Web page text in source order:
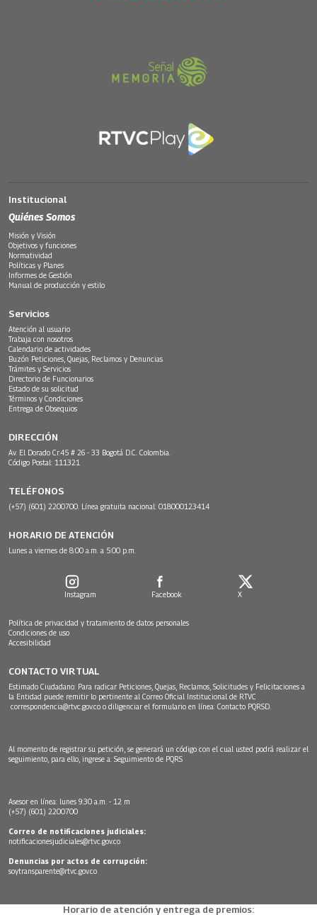
Institucional
Quiénes Somos
Misión y Visión
Objetivos y funciones
Normatividad
Políticas y Planes
Informes de Gestión
Manual de producción y estilo
Servicios
Atención al usuario
Trabaja con nosotros
Calendario de actividades
Buzón Peticiones, Quejas, Reclamos y Denuncias
Trámites y Servicios
Directorio de Funcionarios
Estado de su solicitud
Términos y Condiciones
Entrega de Obsequios
DIRECCIÓN
Av. El Dorado Cr.45 # 26 - 33 Bogotá D.C. Colombia.
Código Postal: 111321
TELÉFONOS
(+57) (601) 2200700. Línea gratuita nacional: 018000123414
HORARIO DE ATENCIÓN
Lunes a viernes de 8:00 a.m. a 5:00 p.m.
Instagram Facebook X
Política de privacidad y tratamiento de datos personales
Condiciones de uso
Accesibilidad
CONTACTO VIRTUAL
Estimado Ciudadano: Para radicar Peticiones, Quejas, Reclamos, Solicitudes y Felicitaciones a
la Entidad puede remitir lo pertinente al Correo Oficial Institucional de RTVC
correspondencia@rtvc.gov.co o diligenciar el formulario en línea: Contacto PQRSD.
Al momento de registrar su petición, se generará un código con el cual usted podrá realizar el
seguimiento, para ello, ingrese a: Seguimiento de PQRS
Asesor en línea: lunes 9:30 a.m. - 12 m
(+57) (601) 2200700
Correo de notificaciones judiciales:
notificacionesjudiciales@rtvc.gov.co
Denuncias por actos de corrupción:
soytransparente@rtvc.gov.co
Horario de atención y entrega de premios: